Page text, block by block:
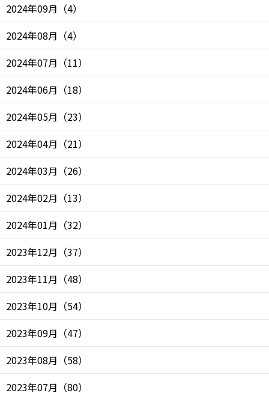
2024年09月 （4）
2024年08月 （4）
2024年07月 （11）
2024年06月 （18）
2024年05月 （23）
2024年04月 （21）
2024年03月 （26）
2024年02月 （13）
2024年01月 （32）
2023年12月 （37）
2023年11月 （48）
2023年10月 （54）
2023年09月 （47）
2023年08月 （58）
2023年07月 （80）